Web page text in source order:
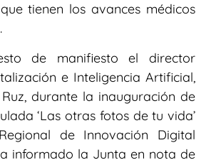
tienen los avances médicos
de manifiesto el director
e Inteligencia Artificial,
durante la inauguración de
‘Las otras fotos de tu vida’
de Innovación Digital
informado la Junta en nota de